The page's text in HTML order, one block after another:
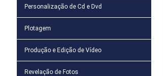
Personalização de Cd e Dvd
Plotagem
Produção e Edição de Vídeo
Revelação de Fotos